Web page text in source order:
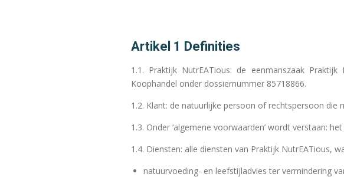
Artikel 1 Definities
1.1. Praktijk NutrEATious: de eenmanszaak
Koophandel onder dossiernummer 85718866.
1.2. Klant: de natuurlijke persoon of rechtspersoon
1.3. Onder ‘algemene voorwaarden’ wordt verstaan:
1.4. Diensten: alle diensten van Praktijk NutrEATious,
natuurvoeding- en leefstijladvies ter vermindering